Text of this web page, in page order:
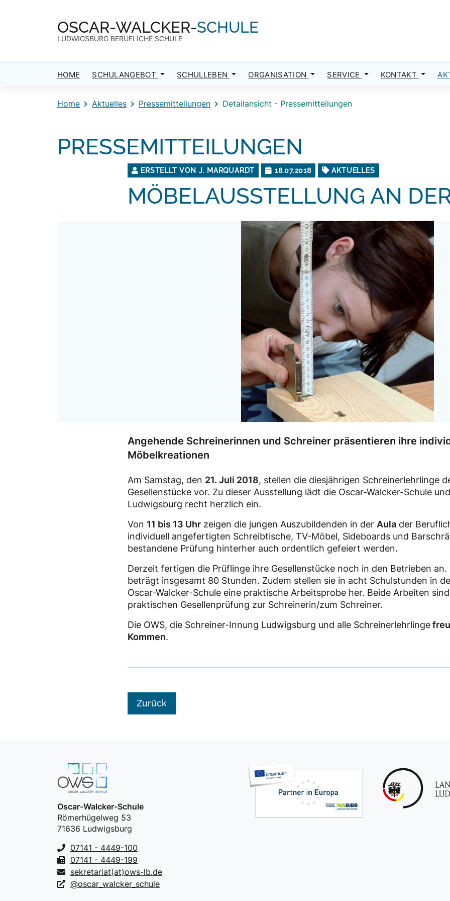
OSCAR-WALCKER-SCHULE
LUDWIGSBURG BERUFLICHE SCHULE
HOME SCHULANGEBOT SCHULLEBEN ORGANISATION SERVICE KONTAKT
Home Aktuelles Pressemitteilungen Detailansicht - Pressemitteilungen
PRESSEMITTEILUNGEN
ERSTELLT VON J. MARQUARDT 18.07.2018 AKTUELLES
MÖBELAUSSTELLUNG AN
Angehende Schreinerinnen und Schreiner präsentieren ihre
Möbelkreationen
Am Samstag, den 21. Juli 2018, stellen die diesjährigen Schreinerlehrlinge
Gesellenstücke vor. Zu dieser Ausstellung lädt die Oscar-Walcker-Schule
Ludwigsburg recht herzlich ein.
Von 11 bis 13 Uhrzeigen die jungen Auszubildenden in der Aulader
individuell angefertigten Schreibtische, TV-Möbel, Sideboards und
bestandene Prüfung hinterher auch ordentlich gefeiert werden.
Derzeit fertigen die Prüflinge ihre Gesellenstücke noch in den Betrieben
beträgt insgesamt 80 Stunden. Zudem stellen sie in acht Schulstunden in
Oscar-Walcker-Schule eine praktische Arbeitsprobe her. Beide Arbeiten
praktischen Gesellenprüfung zur Schreinerin/zum Schreiner.
Die OWS, die Schreiner-Innung Ludwigsburg und alle Schreinerlehrlinge
Kommen.
Zurück
Oscar-Walcker-Schule
Römerhügelweg 53
71636 Ludwigsburg
07141 - 4449-100
07141 - 4449-199
sekretariat(at)ows-lb.de
@oscar_walcker_schule